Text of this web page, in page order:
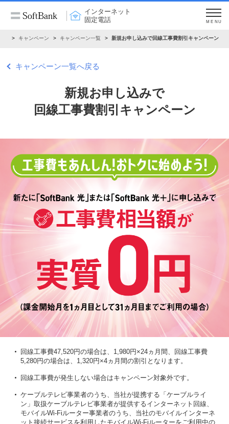
インターネット
固定電話
MENU
キャンペーン キャンペーン一覧 新規お申し込みで回線工事費割引キャンペーン
キャンペーン一覧へ戻る
新規お申し込みで
回線工事費割引キャンペーン
回線工事費47,520円の場合は、1,980円×24ヵ月間、回線工事費
5,280円の場合は、1,320円×4ヵ月間の割引となります。
回線工事費が発生しない場合はキャンペーン対象外です。
ケーブルテレビ事業者のうち、当社が提携する「ケーブルライ
ン」取扱ケーブルテレビ事業者が提供するインターネット回線、
モバイルWi-Fiルーター事業者のうち、当社のモバイルインターネ
ット接続サービスを利用したモバイルWi-Fiルーターをご利用中の